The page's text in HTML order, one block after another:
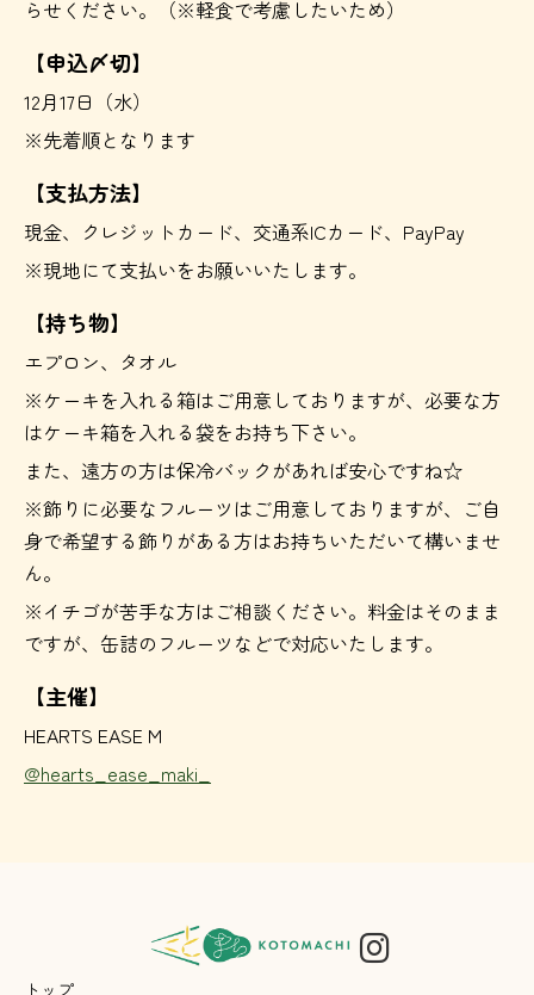
らせください。（※軽食で考慮したいため）
【申込〆切】
12月17日（水）
※先着順となります
【支払方法】
現金、クレジットカード、交通系ICカード、PayPay
※現地にて支払いをお願いいたします。
【持ち物】
エプロン、タオル
※ケーキを入れる箱はご用意しておりますが、必要な方
はケーキ箱を入れる袋をお持ち下さい。
また、遠方の方は保冷バックがあれば安心ですね☆
※飾りに必要なフルーツはご用意しておりますが、ご自
身で希望する飾りがある方はお持ちいただいて構いませ
ん。
※イチゴが苦手な方はご相談ください。料金はそのまま
ですが、缶詰のフルーツなどで対応いたします。
【主催】
HEARTS EASE M
@hearts_ease_maki_
トップ